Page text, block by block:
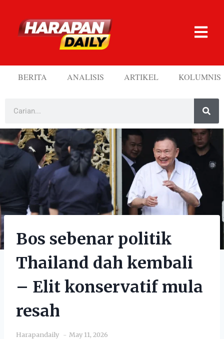
BERITA ANALISIS ARTIKEL KOLUMNIS
Bos sebenar politik
Thailand dah kembali
– Elit konservatif mula
resah
Harapandaily May 11, 2026